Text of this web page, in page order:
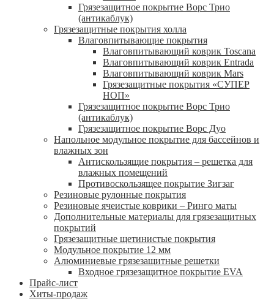
Грязезащитное покрытие Ворс Трио
(антикаблук)
Грязезащитные покрытия холла
Влаговпитывающие покрытия
Влаговпитывающий коврик Toscana
Влаговпитывающий коврик Entrada
Влаговпитывающий коврик Mars
Грязезащитные покрытия «СУПЕР
НОП»
Грязезащитное покрытие Ворс Трио
(антикаблук)
Грязезащитное покрытие Ворс Дуо
Напольное модульное покрытие для бассейнов и
влажных зон
Антискользящие покрытия – решетка для
влажных помещений
Противоскользящее покрытие Зигзаг
Резиновые рулонные покрытия
Резиновые ячеистые коврики – Ринго маты
Дополнительные материалы для грязезащитных
покрытий
Грязезащитные щетинистые покрытия
Модульное покрытие 12 мм
Алюминиевые грязезащитные решетки
Входное грязезащитное покрытие EVA
Прайс-лист
Хиты-продаж